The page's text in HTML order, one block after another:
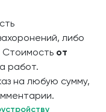
либо
Стоимость от
работ.
на любую сумму,